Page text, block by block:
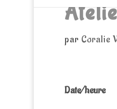
par Coralie
Date/heure